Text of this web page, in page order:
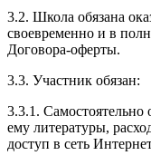
3.2. Школа обязана
своевременно и в
Договора-оферты.
3.3. Участник обязан:
3.3.1. Cамостоятельно
ему литературы,
доступ в сеть